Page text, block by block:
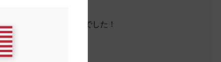
解でとてもかわいい色でした！